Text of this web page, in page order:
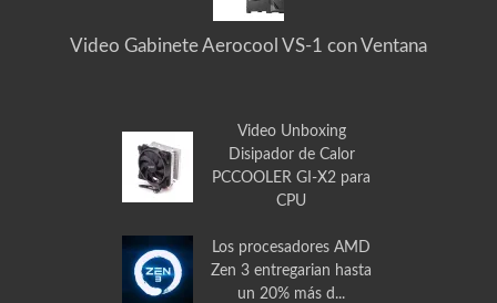
Video Gabinete Aerocool VS-1 con Ventana
Video Unboxing
Disipador de Calor
PCCOOLER GI-X2 para
CPU
Los procesadores AMD
Zen 3 entregarian hasta
un 20% más d...